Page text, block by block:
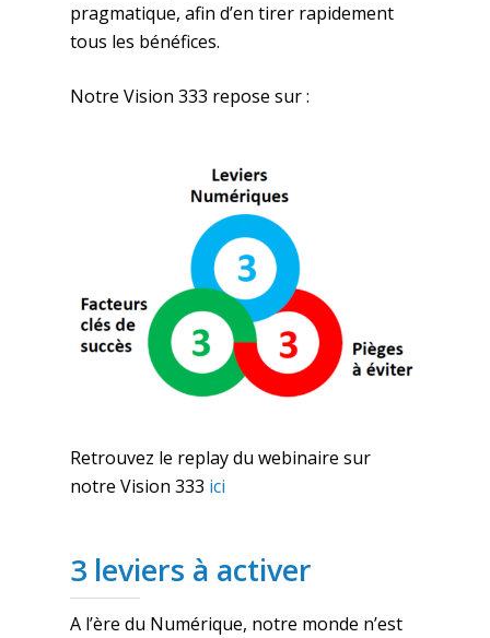
pragmatique, afin d’en tirer rapidement
tous les bénéfices.
Notre Vision 333 repose sur :
Retrouvez le replay du webinaire sur
notre Vision 333 ici
3 leviers à activer
A l’ère du Numérique, notre monde n’est